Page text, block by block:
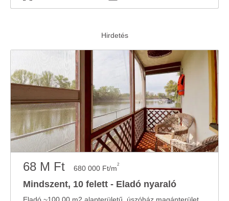
68 M Ft 680 000 Ft/m2
Mindszent, 10 felett - Eladó nyaraló